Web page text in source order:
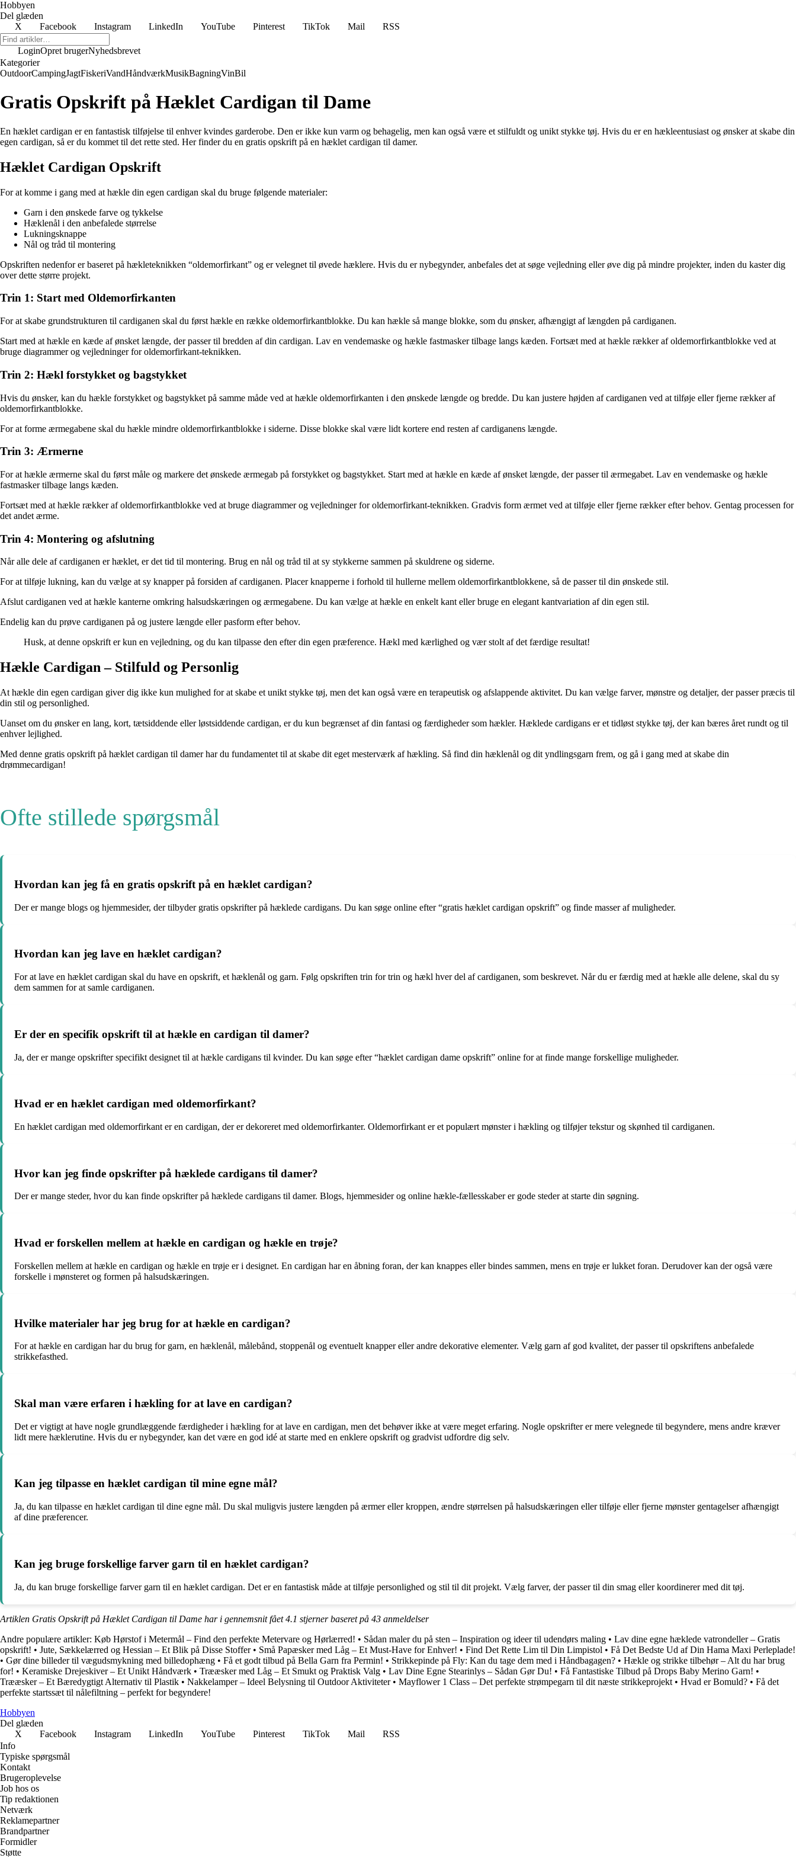
Hobbyen
Del glæden
X
Facebook Instagram LinkedIn YouTube Pinterest TikTok Mail RSS
LoginOpret brugerNyhedsbrevet
Kategorier
OutdoorCampingJagtFiskeriVandHåndværkMusikBagningVinBil
Gratis Opskrift på Hæklet Cardigan til Dame
En hæklet cardigan er en fantastisk tilføjelse til enhver kvindes garderobe. Den er ikke kun varm og behagelig, men kan også være et stilfuldt og unikt stykke tøj. Hvis du er en hækleentusiast og ønsker at skabe din
egen cardigan, så er du kommet til det rette sted. Her finder du en gratis opskrift på en hæklet cardigan til damer.
Hæklet Cardigan Opskrift
For at komme i gang med at hækle din egen cardigan skal du bruge følgende materialer:
Garn i den ønskede farve og tykkelse
Hæklenål i den anbefalede størrelse
Lukningsknappe
Nål og tråd til montering
Opskriften nedenfor er baseret på hækleteknikken “oldemorfirkant” og er velegnet til øvede hæklere. Hvis du er nybegynder, anbefales det at søge vejledning eller øve dig på mindre projekter, inden du kaster dig
over dette større projekt.
Trin 1: Start med Oldemorfirkanten
For at skabe grundstrukturen til cardiganen skal du først hækle en række oldemorfirkantblokke. Du kan hækle så mange blokke, som du ønsker, afhængigt af længden på cardiganen.
Start med at hækle en kæde af ønsket længde, der passer til bredden af din cardigan. Lav en vendemaske og hækle fastmasker tilbage langs kæden. Fortsæt med at hækle rækker af oldemorfirkantblokke ved at
bruge diagrammer og vejledninger for oldemorfirkant-teknikken.
Trin 2: Hækl forstykket og bagstykket
Hvis du ønsker, kan du hækle forstykket og bagstykket på samme måde ved at hækle oldemorfirkanten i den ønskede længde og bredde. Du kan justere højden af cardiganen ved at tilføje eller fjerne rækker af
oldemorfirkantblokke.
For at forme ærmegabene skal du hækle mindre oldemorfirkantblokke i siderne. Disse blokke skal være lidt kortere end resten af cardiganens længde.
Trin 3: Ærmerne
For at hækle ærmerne skal du først måle og markere det ønskede ærmegab på forstykket og bagstykket. Start med at hækle en kæde af ønsket længde, der passer til ærmegabet. Lav en vendemaske og hækle
fastmasker tilbage langs kæden.
Fortsæt med at hækle rækker af oldemorfirkantblokke ved at bruge diagrammer og vejledninger for oldemorfirkant-teknikken. Gradvis form ærmet ved at tilføje eller fjerne rækker efter behov. Gentag processen for
det andet ærme.
Trin 4: Montering og afslutning
Når alle dele af cardiganen er hæklet, er det tid til montering. Brug en nål og tråd til at sy stykkerne sammen på skuldrene og siderne.
For at tilføje lukning, kan du vælge at sy knapper på forsiden af cardiganen. Placer knapperne i forhold til hullerne mellem oldemorfirkantblokkene, så de passer til din ønskede stil.
Afslut cardiganen ved at hækle kanterne omkring halsudskæringen og ærmegabene. Du kan vælge at hækle en enkelt kant eller bruge en elegant kantvariation af din egen stil.
Endelig kan du prøve cardiganen på og justere længde eller pasform efter behov.
Husk, at denne opskrift er kun en vejledning, og du kan tilpasse den efter din egen præference. Hækl med kærlighed og vær stolt af det færdige resultat!
Hækle Cardigan – Stilfuld og Personlig
At hækle din egen cardigan giver dig ikke kun mulighed for at skabe et unikt stykke tøj, men det kan også være en terapeutisk og afslappende aktivitet. Du kan vælge farver, mønstre og detaljer, der passer præcis til
din stil og personlighed.
Uanset om du ønsker en lang, kort, tætsiddende eller løstsiddende cardigan, er du kun begrænset af din fantasi og færdigheder som hækler. Hæklede cardigans er et tidløst stykke tøj, der kan bæres året rundt og til
enhver lejlighed.
Med denne gratis opskrift på hæklet cardigan til damer har du fundamentet til at skabe dit eget mesterværk af hækling. Så find din hæklenål og dit yndlingsgarn frem, og gå i gang med at skabe din
drømmecardigan!
Ofte stillede spørgsmål
Hvordan kan jeg få en gratis opskrift på en hæklet cardigan?
Der er mange blogs og hjemmesider, der tilbyder gratis opskrifter på hæklede cardigans. Du kan søge online efter “gratis hæklet cardigan opskrift” og finde masser af muligheder.
Hvordan kan jeg lave en hæklet cardigan?
For at lave en hæklet cardigan skal du have en opskrift, et hæklenål og garn. Følg opskriften trin for trin og hækl hver del af cardiganen, som beskrevet. Når du er færdig med at hækle alle delene, skal du sy
dem sammen for at samle cardiganen.
Er der en specifik opskrift til at hækle en cardigan til damer?
Ja, der er mange opskrifter specifikt designet til at hækle cardigans til kvinder. Du kan søge efter “hæklet cardigan dame opskrift” online for at finde mange forskellige muligheder.
Hvad er en hæklet cardigan med oldemorfirkant?
En hæklet cardigan med oldemorfirkant er en cardigan, der er dekoreret med oldemorfirkanter. Oldemorfirkant er et populært mønster i hækling og tilføjer tekstur og skønhed til cardiganen.
Hvor kan jeg finde opskrifter på hæklede cardigans til damer?
Der er mange steder, hvor du kan finde opskrifter på hæklede cardigans til damer. Blogs, hjemmesider og online hækle-fællesskaber er gode steder at starte din søgning.
Hvad er forskellen mellem at hækle en cardigan og hækle en trøje?
Forskellen mellem at hækle en cardigan og hækle en trøje er i designet. En cardigan har en åbning foran, der kan knappes eller bindes sammen, mens en trøje er lukket foran. Derudover kan der også være
forskelle i mønsteret og formen på halsudskæringen.
Hvilke materialer har jeg brug for at hækle en cardigan?
For at hækle en cardigan har du brug for garn, en hæklenål, målebånd, stoppenål og eventuelt knapper eller andre dekorative elementer. Vælg garn af god kvalitet, der passer til opskriftens anbefalede
strikkefasthed.
Skal man være erfaren i hækling for at lave en cardigan?
Det er vigtigt at have nogle grundlæggende færdigheder i hækling for at lave en cardigan, men det behøver ikke at være meget erfaring. Nogle opskrifter er mere velegnede til begyndere, mens andre kræver
lidt mere hæklerutine. Hvis du er nybegynder, kan det være en god idé at starte med en enklere opskrift og gradvist udfordre dig selv.
Kan jeg tilpasse en hæklet cardigan til mine egne mål?
Ja, du kan tilpasse en hæklet cardigan til dine egne mål. Du skal muligvis justere længden på ærmer eller kroppen, ændre størrelsen på halsudskæringen eller tilføje eller fjerne mønster gentagelser afhængigt
af dine præferencer.
Kan jeg bruge forskellige farver garn til en hæklet cardigan?
Ja, du kan bruge forskellige farver garn til en hæklet cardigan. Det er en fantastisk måde at tilføje personlighed og stil til dit projekt. Vælg farver, der passer til din smag eller koordinerer med dit tøj.
Artiklen Gratis Opskrift på Hæklet Cardigan til Dame har i gennemsnit fået4.1 stjerner baseret på 43 anmeldelser
Andre populære artikler: Køb Hørstof i Metermål – Find den perfekte Metervare og Hørlærred! • Sådan maler du på sten – Inspiration og ideer til udendørs maling • Lav dine egne hæklede vatrondeller – Gratis
opskrift! • Jute, Sækkelærred og Hessian – Et Blik på Disse Stoffer• Små Papæsker med Låg – Et Must-Have for Enhver! • Find Det Rette Lim til Din Limpistol • Få Det Bedste Ud af Din Hama Maxi Perleplade!
• Gør dine billeder til vægudsmykning med billedophæng • Få et godt tilbud på Bella Garn fra Permin! • Strikkepinde på Fly: Kan du tage dem med i Håndbagagen? • Hækle og strikke tilbehør – Alt du har brug
for! • Keramiske Drejeskiver – Et Unikt Håndværk • Trææsker med Låg – Et Smukt og Praktisk Valg • Lav Dine Egne Stearinlys – Sådan Gør Du! • Få Fantastiske Tilbud på Drops Baby Merino Garn! •
Trææsker – Et Bæredygtigt Alternativ til Plastik • Nakkelamper – Ideel Belysning til Outdoor Aktiviteter• Mayflower 1 Class – Det perfekte strømpegarn til dit næste strikkeprojekt • Hvad er Bomuld? • Få det
perfekte startssæt til nålefiltning – perfekt for begyndere!
Hobbyen
Del glæden
X
Facebook Instagram LinkedIn YouTube Pinterest TikTok Mail
RSS
Info
Typiske spørgsmål
Kontakt
Brugeroplevelse
Job hos os
Tip redaktionen
Netværk
Reklamepartner
Brandpartner
Formidler
Støtte